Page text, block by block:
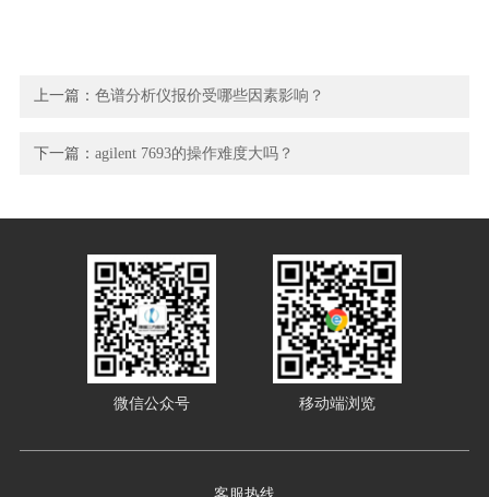
上一篇：色谱分析仪报价受哪些因素影响？
下一篇：agilent 7693的操作难度大吗？
微信公众号 移动端浏览